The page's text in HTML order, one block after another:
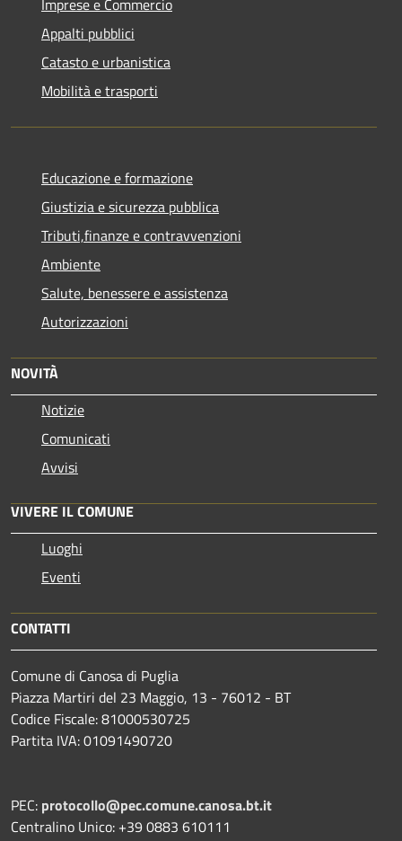
Appalti pubblici
Catasto e urbanistica
Mobilità e trasporti
Educazione e formazione
Giustizia e sicurezza pubblica
Tributi,finanze e contravvenzioni
Ambiente
Salute, benessere e assistenza
Autorizzazioni
NOVITÀ
Notizie
Comunicati
Avvisi
VIVERE IL COMUNE
Luoghi
Eventi
CONTATTI
Comune di Canosa di Puglia
Piazza Martiri del 23 Maggio, 13 - 76012 - BT
Codice Fiscale: 81000530725
Partita IVA: 01091490720
PEC: protocollo@pec.comune.canosa.bt.it
Centralino Unico: +39 0883 610111